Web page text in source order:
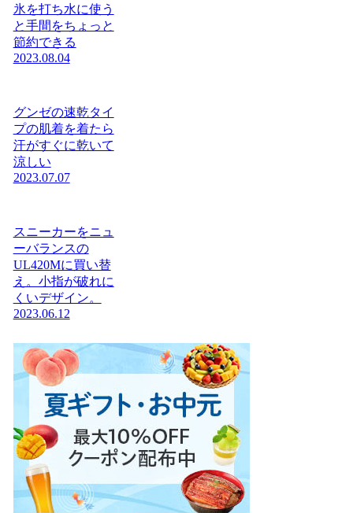
氷を打ち水に使う
と手間をちょっと
節約できる
2023.08.04
グンゼの速乾タイ
プの肌着を着たら
汗がすぐに乾いて
涼しい
2023.07.07
スニーカーをニュ
ーバランスの
UL420Mに買い替
え。小指が破れに
くいデザイン。
2023.06.12